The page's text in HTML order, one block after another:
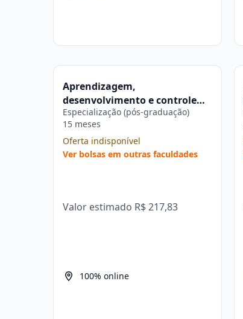
Aprendizagem,
desenvolvimento e controle
motor na Pós-graduação
Estácio
Especialização (pós-graduação)
15 meses
Oferta indisponível
Ver bolsas em outras faculdades
Valor estimado R$ 217,83
100% online